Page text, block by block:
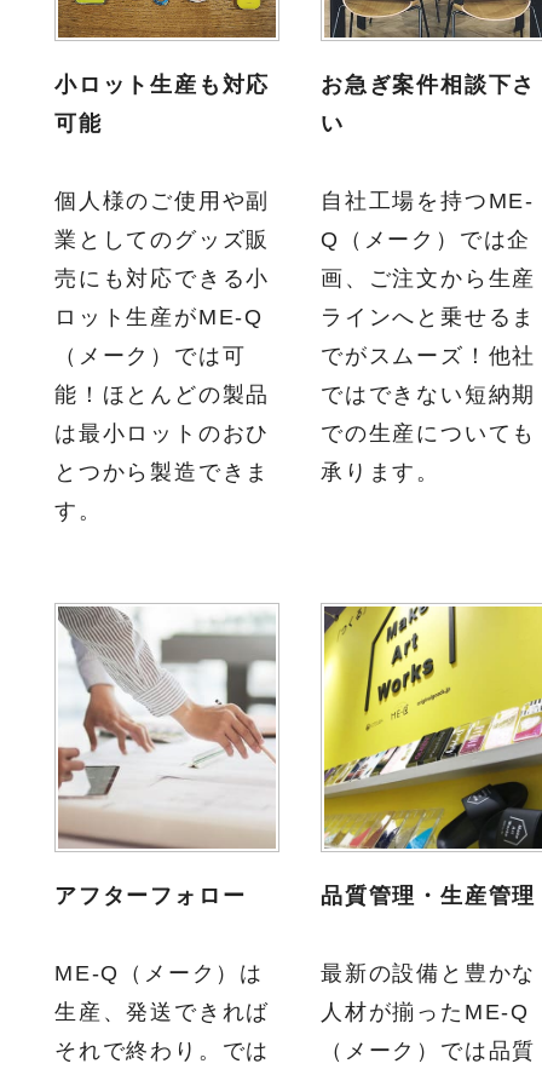
小ロット生産も対応
可能
個人様のご使用や副
業としてのグッズ販
売にも対応できる小
ロット生産がME-Q
（メーク）では可
能！ほとんどの製品
は最小ロットのおひ
とつから製造できま
す。
お急ぎ案件相談下さ
い
自社工場を持つME-
Q（メーク）では企
画、ご注文から生産
ラインへと乗せるま
でがスムーズ！他社
ではできない短納期
での生産についても
承ります。
アフターフォロー
ME-Q（メーク）は
生産、発送できれば
それで終わり。では
品質管理・生産管理
最新の設備と豊かな
人材が揃ったME-Q
（メーク）では品質